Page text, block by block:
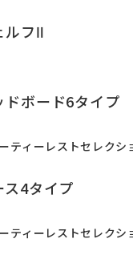
ルフⅡ
ドボード6タイプ
ティーレストセレク
ス4タイプ
ティーレストセレクシ